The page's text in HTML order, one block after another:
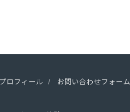
プロフィール お問い合わせフォーム